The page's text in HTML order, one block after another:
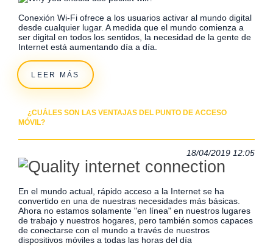
Conexión Wi-Fi ofrece a los usuarios activar al mundo digital
desde cualquier lugar. A medida que el mundo comienza a
ser digital en todos los sentidos, la necesidad de la gente de
Internet está aumentando día a día.
LEER MÁS
¿CUÁLES SON LAS VENTAJAS DEL PUNTO DE ACCESO
MÓVIL?
18/04/2019 12:05
En el mundo actual, rápido acceso a la Internet se ha
convertido en una de nuestras necesidades más básicas.
Ahora no estamos solamente "en línea" en nuestros lugares
de trabajo y nuestros hogares, pero también somos capaces
de conectarse con el mundo a través de nuestros
dispositivos móviles a todas las horas del día